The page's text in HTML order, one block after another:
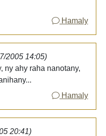
Hamaly
2005 14:05)
ny ahy raha nanotany,
Hamaly
20:41)